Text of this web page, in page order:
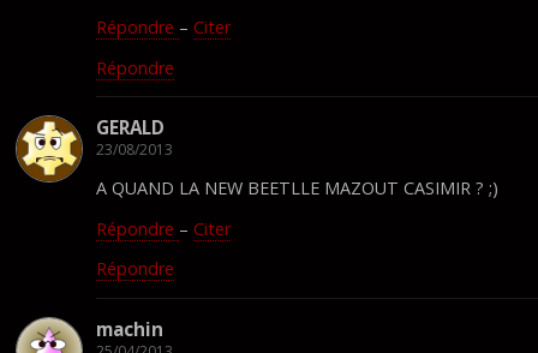
Répondre – Citer
Répondre
GERALD
23/08/2013
A QUAND LA NEW BEETLLE MAZOUT CASIMIR ? ;)
Répondre – Citer
Répondre
machin